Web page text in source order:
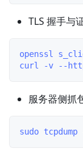
TLS 握手与
openssl
服务器侧抓